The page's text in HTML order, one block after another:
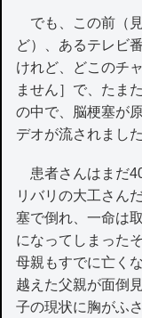
でも、この前（
ど）、あるテレビ
けれど、どこのチ
ません］で、たま
の中で、脳梗塞が
デオが流されました
患者さんはまだ
リバリの大工さん
塞で倒れ、一命は
になってしまった
母親もすでに亡く
越えた父親が面倒
子の現状に胸がふ